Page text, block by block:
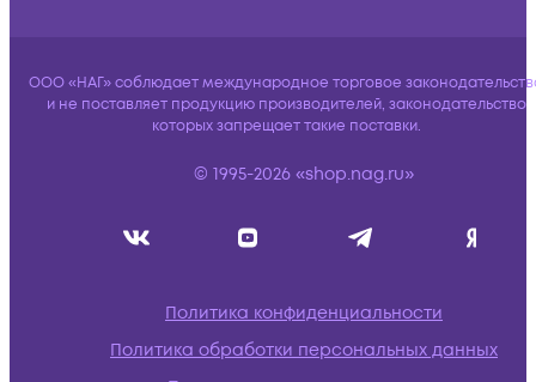
ООО «НАГ» соблюдает международное торговое
и не поставляет продукцию производителей, законодательство
которых запрещает такие поставки.
© 1995-2026 «shop.nag.ru»
Политика конфиденциальности
Политика обработки персональных данных